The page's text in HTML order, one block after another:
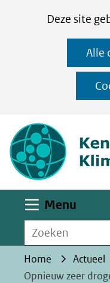
CookiesDeze site
op
deze
website
worden
toegestaan
geweigerd.
Alle
Menu
Zoeken
Home Actueel
Opnieuw zeer